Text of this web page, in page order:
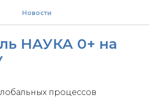
Новости
НАУКА 0+ на
процессов